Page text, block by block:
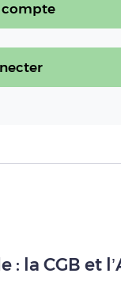
compte
: la CGB et